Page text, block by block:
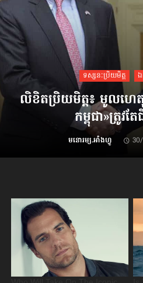
ទស្សនៈប្រិយមិត្ត
លិខិតប្រិយមិត្ត៖ មូលហេ
កម្ពុជា»​ត្រូវត
មនោរម្យ.អាំងហ្វូ